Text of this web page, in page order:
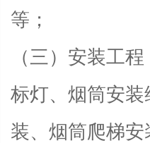
等；
（三）安装工
标灯、烟筒安
装、烟筒爬梯